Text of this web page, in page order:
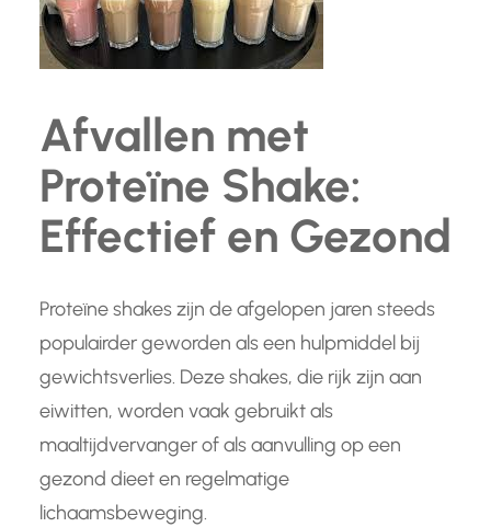
Afvallen met
Proteïne Shake:
Effectief en Gezond
Proteïne shakes zijn de afgelopen jaren steeds
populairder geworden als een hulpmiddel bij
gewichtsverlies. Deze shakes, die rijk zijn aan
eiwitten, worden vaak gebruikt als
maaltijdvervanger of als aanvulling op een
gezond dieet en regelmatige
lichaamsbeweging.